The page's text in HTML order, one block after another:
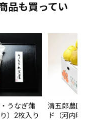
品も買ってい
うなぎ蒲
）2枚入り
清五郎農
ド（河内